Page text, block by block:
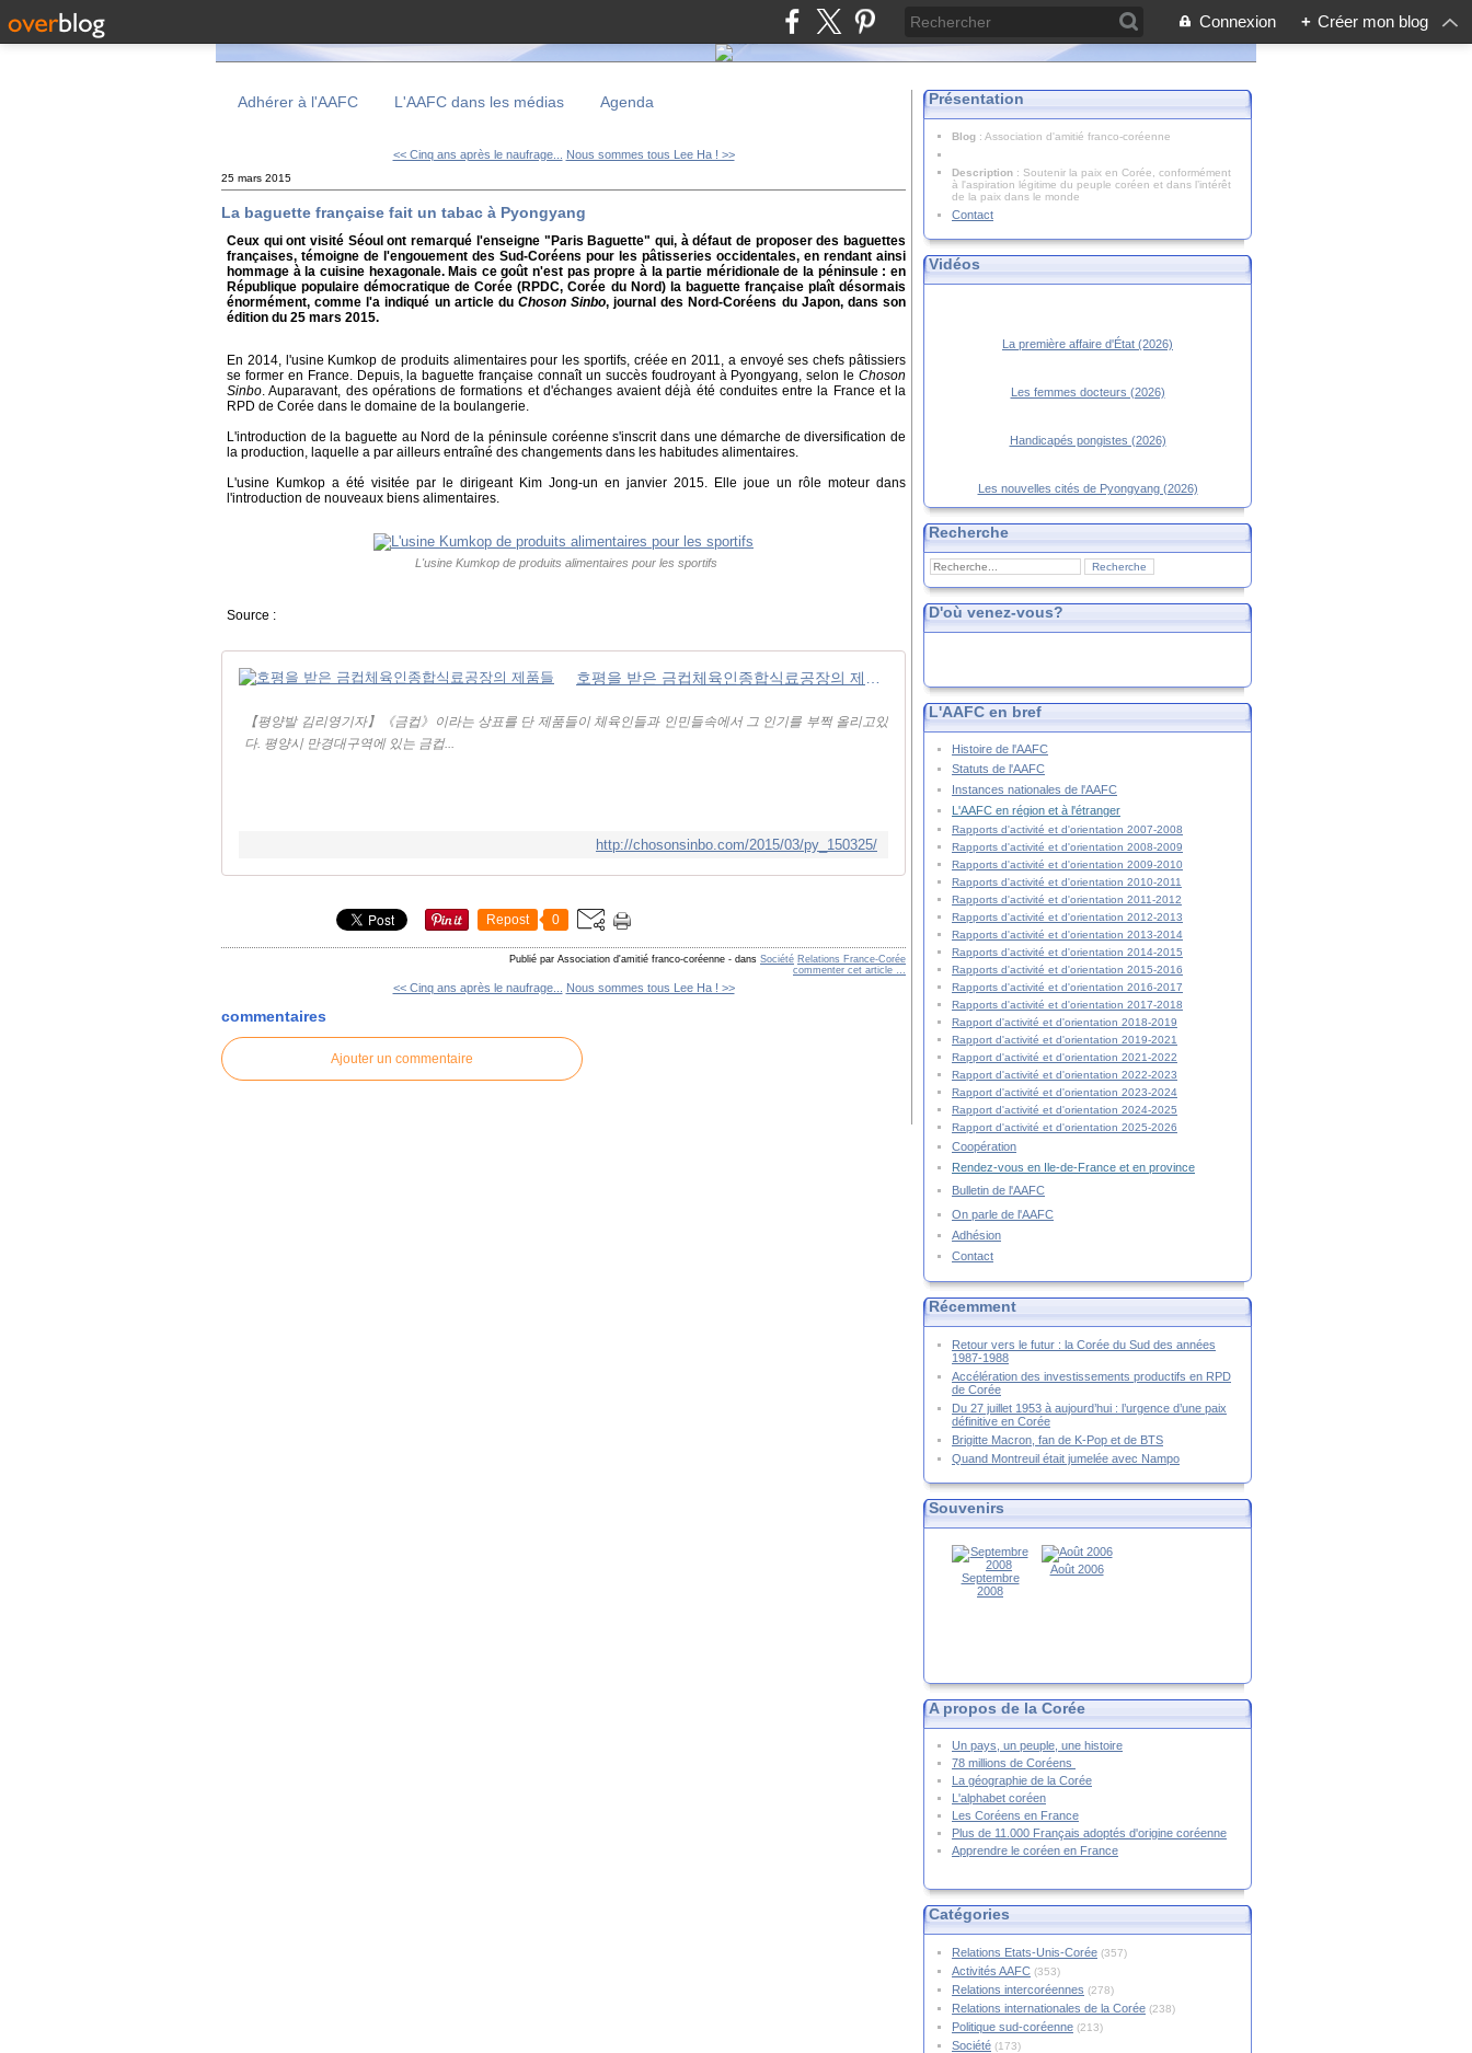
Connexion + Créer mon blog
Adhérer à l'AAFC L'AAFC dans les médias Agenda
<< Cinq ans après le naufrage... Nous sommes tous Lee Ha ! >>
25 mars 2015
La baguette française fait un tabac à Pyongyang
Ceux qui ont visité Séoul ont remarqué l'enseigne "Paris Baguette" qui, à défaut de proposer des baguettes
françaises, témoigne de l'engouement des Sud-Coréens pour les pâtisseries occidentales, en rendant ainsi
hommage à la cuisine hexagonale. Mais ce goût n'est pas propre à la partie méridionale de la péninsule : en
République populaire démocratique de Corée (RPDC, Corée du Nord) la baguette française plaît désormais
énormément, comme l'a indiqué un article du Choson Sinbo, journal des Nord-Coréens du Japon, dans son
édition du 25 mars 2015.
En 2014, l'usine Kumkop de produits alimentaires pour les sportifs, créée en 2011, a envoyé ses chefs pâtissiers
se former en France. Depuis, la baguette française connaît un succès foudroyant à Pyongyang, selon le Choson
Sinbo. Auparavant, des opérations de formations et d'échanges avaient déjà été conduites entre la France et la
RPD de Corée dans le domaine de la boulangerie.
L'introduction de la baguette au Nord de la péninsule coréenne s'inscrit dans une démarche de diversification de
la production, laquelle a par ailleurs entraîné des changements dans les habitudes alimentaires.
L'usine Kumkop a été visitée par le dirigeant Kim Jong-un en janvier 2015. Elle joue un rôle moteur dans
l'introduction de nouveaux biens alimentaires.
L'usine Kumkop de produits alimentaires pour les sportifs
Source :
호평을 받은 금컵체육인종합식료공장의 제품들
【평양발 김리영기자】《금컵》이라는 상표를 단 제품들이 체육인들과 인민들속에서 그 인기를 부쩍 올리고있
다. 평양시 만경대구역에 있는 금컵...
http://chosonsinbo.com/2015/03/py_150325/
Repost 0
Publié par Association d'amitié franco-coréenne - dans Société Relations France-Corée
commenter cet article …
<< Cinq ans après le naufrage... Nous sommes tous Lee Ha ! >>
commentaires
Ajouter un commentaire
Présentation
Blog : Association d'amitié franco-coréenne
Description : Soutenir la paix en Corée, conformément
à l'aspiration légitime du peuple coréen et dans l’intérêt
de la paix dans le monde
Contact
Vidéos
La première affaire d'État (2026)
Les femmes docteurs (2026)
Handicapés pongistes (2026)
Les nouvelles cités de Pyongyang (2026)
Recherche
D'où venez-vous?
L'AAFC en bref
Histoire de l'AAFC
Statuts de l'AAFC
Instances nationales de l'AAFC
L'AAFC en région et à l'étranger
Rapports d'activité et d'orientation 2007-2008
Rapports d'activité et d'orientation 2008-2009
Rapports d'activité et d'orientation 2009-2010
Rapports d'activité et d'orientation 2010-2011
Rapports d'activité et d'orientation 2011-2012
Rapports d'activité et d'orientation 2012-2013
Rapports d'activité et d'orientation 2013-2014
Rapports d'activité et d'orientation 2014-2015
Rapports d'activité et d'orientation 2015-2016
Rapports d'activité et d'orientation 2016-2017
Rapports d'activité et d'orientation 2017-2018
Rapport d'activité et d'orientation 2018-2019
Rapport d'activité et d'orientation 2019-2021
Rapport d'activité et d'orientation 2021-2022
Rapport d'activité et d'orientation 2022-2023
Rapport d'activité et d'orientation 2023-2024
Rapport d'activité et d'orientation 2024-2025
Rapport d'activité et d'orientation 2025-2026
Coopération
Rendez-vous en Ile-de-France et en province
Bulletin de l'AAFC
On parle de l'AAFC
Adhésion
Contact
Récemment
Retour vers le futur : la Corée du Sud des années
1987-1988
Accélération des investissements productifs en RPD
de Corée
Du 27 juillet 1953 à aujourd’hui : l’urgence d’une paix
définitive en Corée
Brigitte Macron, fan de K-Pop et de BTS
Quand Montreuil était jumelée avec Nampo
Souvenirs
Septembre
2008
Août 2006
A propos de la Corée
Un pays, un peuple, une histoire
78 millions de Coréens
La géographie de la Corée
L'alphabet coréen
Les Coréens en France
Plus de 11.000 Français adoptés d'origine coréenne
Apprendre le coréen en France
Catégories
Relations Etats-Unis-Corée (357)
Activités AAFC (353)
Relations intercoréennes (278)
Relations internationales de la Corée (238)
Politique sud-coréenne (213)
Société (173)